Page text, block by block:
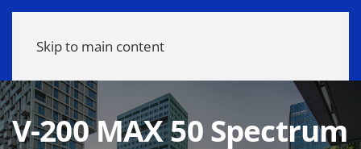
Skip to main content
V-200 MAX 50 Spectrum